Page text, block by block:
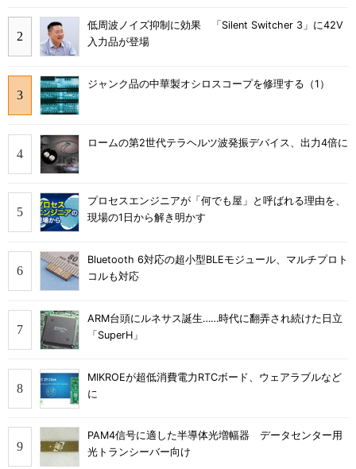
低周波ノイズ抑制に効果 「Silent Switcher 3」に42V
入力品が登場
ジャンク品の中華製オシロスコープを修理する（1）
ロームの第2世代テラヘルツ波発振デバイス、出力4倍に
プロセスエンジニアが「何でも屋」と呼ばれる理由を、
現場の1日から解き明かす
Bluetooth 6対応の超小型BLEモジュール、マルチプロト
コルも対応
ARM台頭にルネサス誕生……時代に翻弄され続けた日立
「SuperH」
MIKROEが超低消費電力RTCボード、ウェアラブルなど
に
PAM4信号に適した半導体光増幅器 データセンター用
光トランシーバー向け